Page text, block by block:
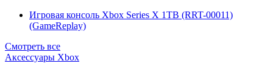
Игровая консоль Xbox Series X 1TB (RRT-00011)
(GameReplay)
Смотреть все
Аксессуары Xbox